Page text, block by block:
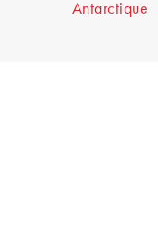
Antarctique